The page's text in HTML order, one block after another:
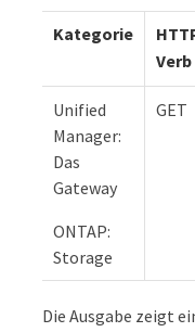
Kategorie
Verb
Unified
Manager:
Das
Gateway
ONTAP:
Storage
GET
Die Ausgabe zeigt